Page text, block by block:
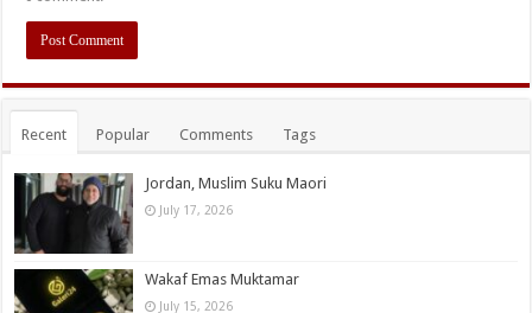
Recent Popular Comments Tags
Jordan, Muslim Suku Maori
July 17, 2026
Wakaf Emas Muktamar
July 15, 2026